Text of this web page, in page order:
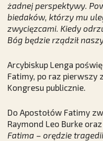
żadnej perspektywy.
biedaków, którzy mu
zwycięzcami. Kiedy
Bóg będzie rządził
Arcybiskup Lenga
Fatimy, po raz pierwszy
Kongresu publicznie.
Do Apostołów Fatimy
Raymond Leo Burke
Fatima – orędzie